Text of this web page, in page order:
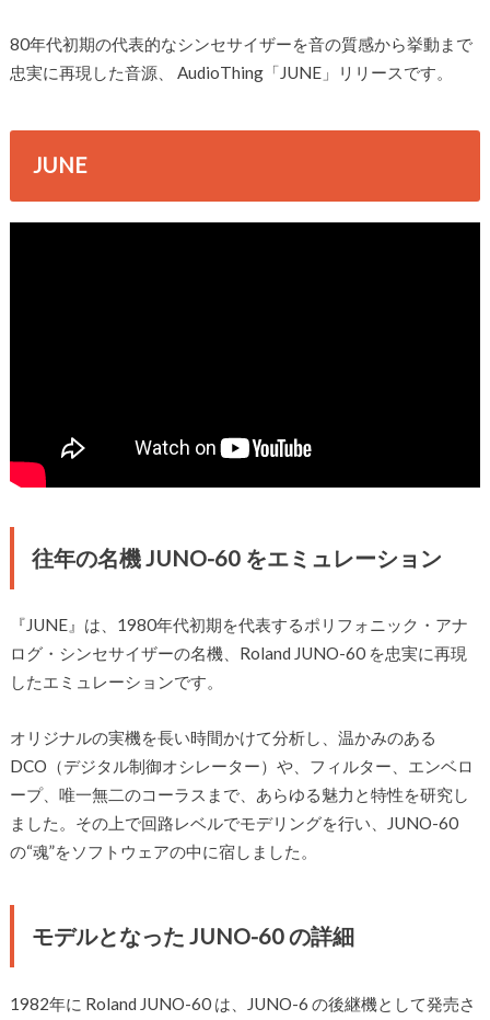
80年代初期の代表的なシンセサイザーを音の質感から挙動まで
忠実に再現した音源、 AudioThing「JUNE」リリースです。
JUNE
往年の名機 JUNO-60 をエミュレーション
『JUNE』は、1980年代初期を代表するポリフォニック・アナ
ログ・シンセサイザーの名機、Roland JUNO-60 を忠実に再現
したエミュレーションです。
オリジナルの実機を長い時間かけて分析し、温かみのある
DCO（デジタル制御オシレーター）や、フィルター、エンベロ
ープ、唯一無二のコーラスまで、あらゆる魅力と特性を研究し
ました。その上で回路レベルでモデリングを行い、JUNO-60
の“魂”をソフトウェアの中に宿しました。
モデルとなった JUNO-60 の詳細
1982年に Roland JUNO-60 は、JUNO-6 の後継機として発売さ